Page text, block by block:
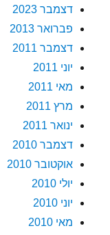
דצמבר 2023
פברואר 2013
דצמבר 2011
יוני 2011
מאי 2011
מרץ 2011
ינואר 2011
דצמבר 2010
אוקטובר 2010
יולי 2010
יוני 2010
מאי 2010